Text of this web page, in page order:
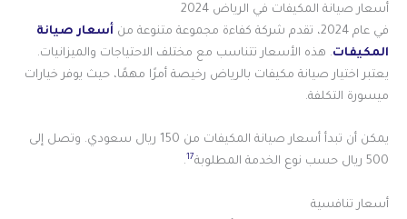
أسعار صيانة المكيفات في الرياض 2024
في عام 2024، تقدم شركة كفاءة مجموعة متنوعة من
أسعار صيانة
المكيفات. هذه الأسعار تتناسب مع مختلف الاحتياجات والميزانيات.
يعتبر اختيار صيانة مكيفات بالرياض رخيصة أمرًا مهمًا، حيث يوفر خيارات
ميسورة التكلفة.
يمكن أن تبدأ أسعار صيانة المكيفات من 150 ريال سعودي. وتصل إلى
500 ريال حسب نوع الخدمة المطلوبة
17
.
أسعار تنافسية